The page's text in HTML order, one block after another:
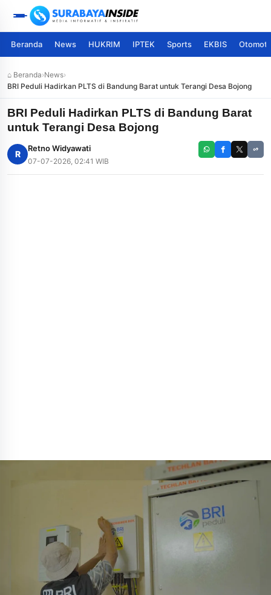
Beranda News HUKRIM IPTEK Sports EKBIS
⌂ Beranda›News›
BRI Peduli Hadirkan PLTS di Bandung Barat untuk Terangi Desa Bojong
BRI Peduli Hadirkan PLTS di Bandung Barat
untuk Terangi Desa Bojong
R
Retno Widyawati
07-07-2026, 02:41 WIB